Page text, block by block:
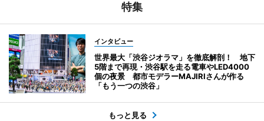
特集
インタビュー
世界最大「渋谷ジオラマ」を徹底解剖！ 地下
5階まで再現・渋谷駅を走る電車やLED4000
個の夜景 都市モデラーMAJIRIさんが作る
「もう一つの渋谷」
もっと見る